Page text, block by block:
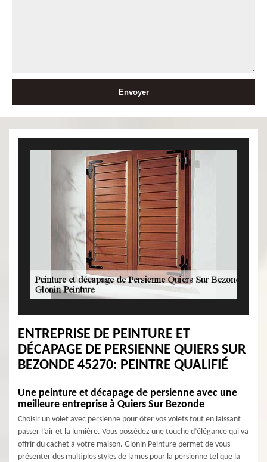
ENTREPRISE DE PEINTURE ET
DÉCAPAGE DE PERSIENNE QUIERS SUR
BEZONDE 45270: PEINTRE QUALIFIÉ
Une peinture et décapage de persienne avec une
meilleure entreprise à Quiers Sur Bezonde
Choisir un volet avec persienne pour ôter vos volets tout en laissant
passer l’air et la lumière. Vous possédez une touche d’élégance qui va
offrir du cachet à votre maison. Glonin Peinture permet de vous
présenter des multiples styles de lames pour la persienne tel que la